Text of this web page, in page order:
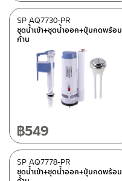
อะไหล่ AQ 9101010(1)
อะไหล่ AQ 952912(1)
อะไหล่ AQ 632323
อะไหล่ AQ 912233(1)
อะไหล่ AQ 912556-UF
อะไหล่ AQ 105566-UF
อะไหล่ AQ 916563(1)
อะไหล่ AQ 915566
ชุดน้ำเข้า+ชุดน้ำออก+ปุ่มกดพร้อม
ก้าน
SP AQ7730-PR
฿549
ชุดน้ำเข้า+ชุดน้ำออก+ปุ่มกดพร้อม
SP AQ7778-PR